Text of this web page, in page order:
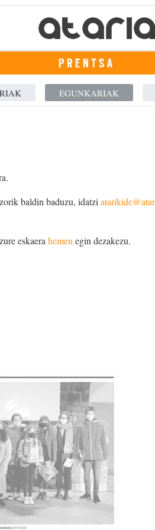
PRENTSA
EGUNKARIAK
baldin baduzu, idatzi
eskaera hemen egin dezakezu.